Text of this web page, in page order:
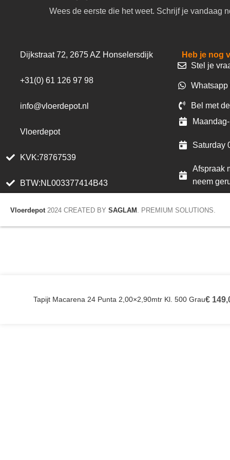
Wees de eerste die het weet. Schrijf je vandaag
Dijkstraat 72, 2675 AZ Honselersdijk
+31(0) 61 126 97 98
info@vloerdepot.nl
Vloerdepot
KVK:78767539
BTW:NL003377414B43
Heb je nog
Stel je
Bel met
Saturday
Afspraak
neem
Vloerdepot 2024 CREATED BY SAGLAM . PREMIUM SOLUTIONS.
Tapijt Macarena 24 Punta 2,00×2,90mtr Kl. 500 Grau€